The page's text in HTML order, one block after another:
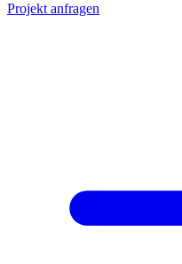
Projekt anfragen